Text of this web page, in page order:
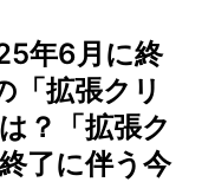
年6月に終
「拡張クリ
？「拡張ク
了に伴う今